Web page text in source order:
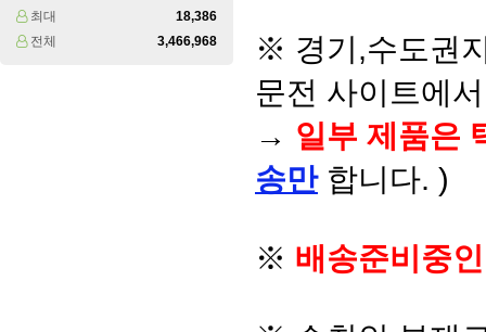
최대
18,386
전체
3,466,968
※ 경기,수도권
문전 사이트에
→ 일부 제품은
송만 합니다. )
※ 배송준비중